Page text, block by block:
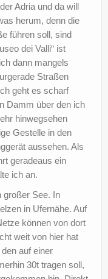
Adria und da will
herum, denn die
führen soll, sind
dei Valli“ ist
dann mangels
Straßen
geht es scharf
Damm über den ich
hinwegsehen
Gestelle in den
aussehen. Als
geradeaus ein
ich an.
großer See. In
in Ufernähe. Auf
können von dort
weit von hier hat
auf einer
30t tragen soll,